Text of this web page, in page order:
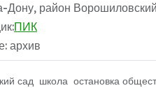
Дону, район Ворошиловский
ПИК
архив
сад школа остановка